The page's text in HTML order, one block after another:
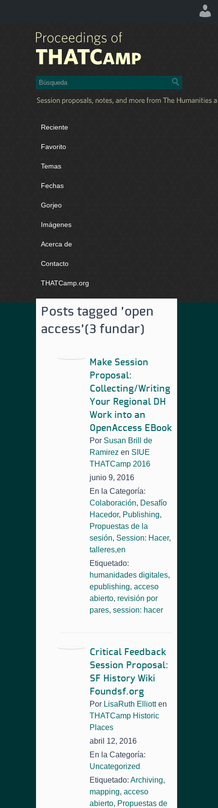
Reciente
Favorito
Temas
Fechas
Gorjeo
Imágenes
Acerca de
Contacto
THATCamp.org
Posts tagged 'open
access'(3 fundar)
Make Session
Proposal:
Collecting/Writing
Your Regional DH
Work into an
OpenAccess EBook
Por Susan Brill de
Ramirez en SIUE
THATCamp 2016
junio 9, 2016
En la Categoría:
Colaboración, Desafío
Hacedor, Publishing,
Propuestas de la
sesión, Session: Hacer,
talleres,en
Etiquetado:
humanidades digitales,
epublishing, acceso
abierto, revisión por
pares, session: hacer
Critical Feedback
Session Proposal:
SF History Wiki
Foundsf.org
Por LisaRuth Elliott en
THATCamp Historic
Places
abril 12, 2016
En la Categoría:
Uncategorized
Etiquetado: Archiving,
mapping, acceso
abierto, Propuestas de